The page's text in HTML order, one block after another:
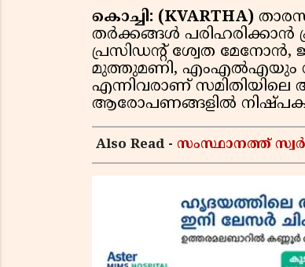
കൊച്ചി: (KVARTHA)
തർക്കങ്ങൾ പരിഹരിക്കാൻ
പ്രസിഡൻ്റ് ശ്വേത മേനോൻ,
മുത്തുമണി, എംഎൽഎയും
എന്നിവരാണ്
ആരോപണങ്ങളിൽ
Also Read - സംസ്ഥാനത്ത്